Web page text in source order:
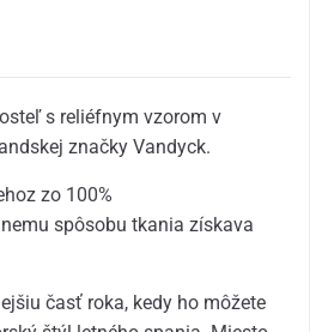
s reliéfnym vzorom v
značky Vandyck.
zo 100%
spôsobu tkania získava
časť roka, kedy ho môžete